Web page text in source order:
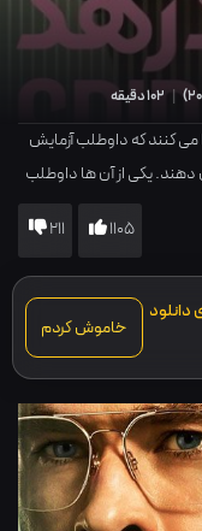
)
|
می کنند که داوطلب آزمایش
یکی از آن ها داوطلب
در فرد ایجاد کند و با
تردید می کند.
1105
211
خاموش کردم